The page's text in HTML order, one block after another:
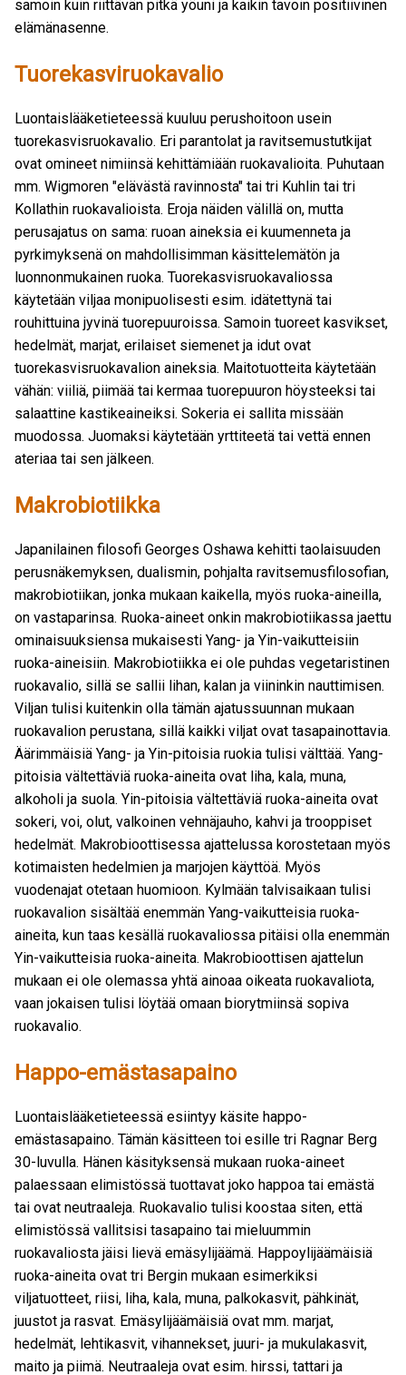
samoin kuin riittävän pitkä yöuni ja kaikin tavoin positiivinen
elämänasenne.
Tuorekasviruokavalio
Luontaislääketieteessä kuuluu perushoitoon usein
tuorekasvisruokavalio. Eri parantolat ja ravitsemustutkijat
ovat omineet nimiinsä kehittämiään ruokavalioita. Puhutaan
mm. Wigmoren "elävästä ravinnosta" tai tri Kuhlin tai tri
Kollathin ruokavalioista. Eroja näiden välillä on, mutta
perusajatus on sama: ruoan aineksia ei kuumenneta ja
pyrkimyksenä on mahdollisimman käsittelemätön ja
luonnonmukainen ruoka. Tuorekasvisruokavaliossa
käytetään viljaa monipuolisesti esim. idätettynä tai
rouhittuina jyvinä tuorepuuroissa. Samoin tuoreet kasvikset,
hedelmät, marjat, erilaiset siemenet ja idut ovat
tuorekasvisruokavalion aineksia. Maitotuotteita käytetään
vähän: viiliä, piimää tai kermaa tuorepuuron höysteeksi tai
salaattine kastikeaineiksi. Sokeria ei sallita missään
muodossa. Juomaksi käytetään yrttiteetä tai vettä ennen
ateriaa tai sen jälkeen.
Makrobiotiikka
Japanilainen filosofi Georges Oshawa kehitti taolaisuuden
perusnäkemyksen, dualismin, pohjalta ravitsemusfilosofian,
makrobiotiikan, jonka mukaan kaikella, myös ruoka-aineilla,
on vastaparinsa. Ruoka-aineet onkin makrobiotiikassa jaettu
ominaisuuksiensa mukaisesti Yang- ja Yin-vaikutteisiin
ruoka-aineisiin. Makrobiotiikka ei ole puhdas vegetaristinen
ruokavalio, sillä se sallii lihan, kalan ja viininkin nauttimisen.
Viljan tulisi kuitenkin olla tämän ajatussuunnan mukaan
ruokavalion perustana, sillä kaikki viljat ovat tasapainottavia.
Äärimmäisiä Yang- ja Yin-pitoisia ruokia tulisi välttää. Yang-
pitoisia vältettäviä ruoka-aineita ovat liha, kala, muna,
alkoholi ja suola. Yin-pitoisia vältettäviä ruoka-aineita ovat
sokeri, voi, olut, valkoinen vehnäjauho, kahvi ja trooppiset
hedelmät. Makrobioottisessa ajattelussa korostetaan myös
kotimaisten hedelmien ja marjojen käyttöä. Myös
vuodenajat otetaan huomioon. Kylmään talvisaikaan tulisi
ruokavalion sisältää enemmän Yang-vaikutteisia ruoka-
aineita, kun taas kesällä ruokavaliossa pitäisi olla enemmän
Yin-vaikutteisia ruoka-aineita. Makrobioottisen ajattelun
mukaan ei ole olemassa yhtä ainoaa oikeata ruokavaliota,
vaan jokaisen tulisi löytää omaan biorytmiinsä sopiva
ruokavalio.
Happo-emästasapaino
Luontaislääketieteessä esiintyy käsite happo-
emästasapaino. Tämän käsitteen toi esille tri Ragnar Berg
30-luvulla. Hänen käsityksensä mukaan ruoka-aineet
palaessaan elimistössä tuottavat joko happoa tai emästä
tai ovat neutraaleja. Ruokavalio tulisi koostaa siten, että
elimistössä vallitsisi tasapaino tai mieluummin
ruokavaliosta jäisi lievä emäsylijäämä. Happoylijäämäisiä
ruoka-aineita ovat tri Bergin mukaan esimerkiksi
viljatuotteet, riisi, liha, kala, muna, palkokasvit, pähkinät,
juustot ja rasvat. Emäsylijäämäisiä ovat mm. marjat,
hedelmät, lehtikasvit, vihannekset, juuri- ja mukulakasvit,
maito ja piimä. Neutraaleja ovat esim. hirssi, tattari ja